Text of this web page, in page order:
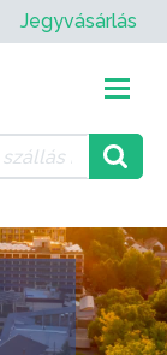
Jegyvásárlás